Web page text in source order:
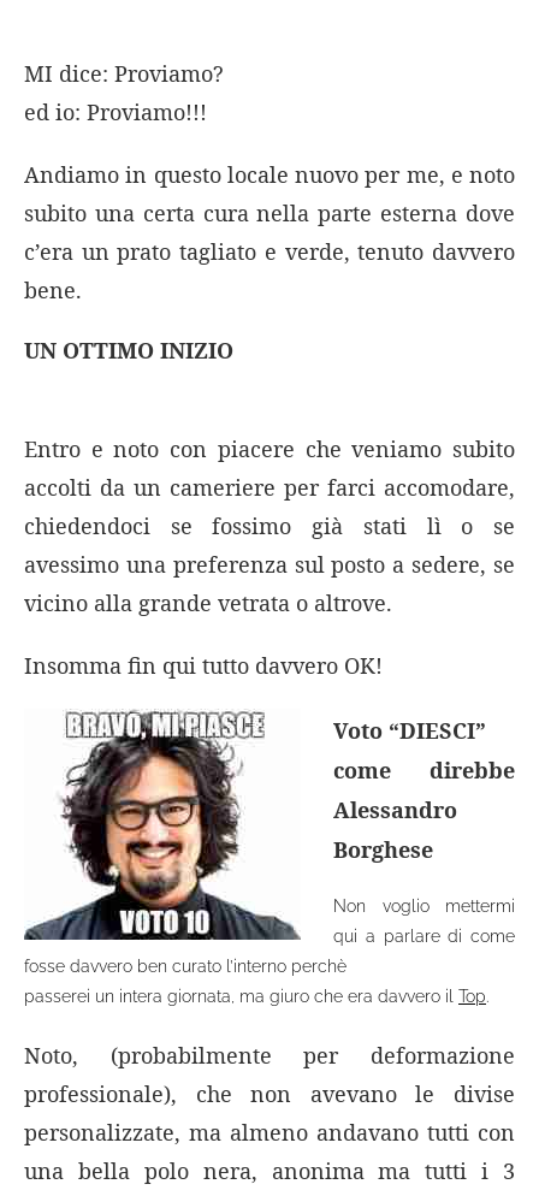
MI dice: Proviamo?
ed io: Proviamo!!!
Andiamo in questo locale nuovo per me, e noto
subito una certa cura nella parte esterna dove
c’era un prato tagliato e verde, tenuto davvero
bene.
UN OTTIMO INIZIO
Entro e noto con piacere che veniamo subito
accolti da un cameriere per farci accomodare,
chiedendoci se fossimo già stati lì o se
avessimo una preferenza sul posto a sedere, se
vicino alla grande vetrata o altrove.
Insomma fin qui tutto davvero OK!
Voto “DIESCI”
come direbbe
Alessandro
Borghese
Non voglio mettermi
qui a parlare di come
fosse davvero ben curato l’interno perchè
passerei un intera giornata, ma giuro che era davvero il Top.
Noto, (probabilmente per deformazione
professionale), che non avevano le divise
personalizzate, ma almeno andavano tutti con
una bella polo nera, anonima ma tutti i 3